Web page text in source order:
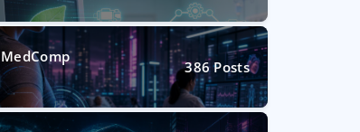
MedComp
386Posts